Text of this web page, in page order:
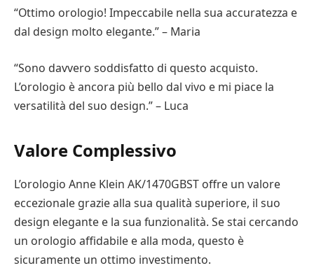
“Ottimo orologio! Impeccabile nella sua accuratezza e
dal design molto elegante.” – Maria
“Sono davvero soddisfatto di questo acquisto.
L’orologio è ancora più bello dal vivo e mi piace la
versatilità del suo design.” – Luca
Valore Complessivo
L’orologio Anne Klein AK/1470GBST offre un valore
eccezionale grazie alla sua qualità superiore, il suo
design elegante e la sua funzionalità. Se stai cercando
un orologio affidabile e alla moda, questo è
sicuramente un ottimo investimento.